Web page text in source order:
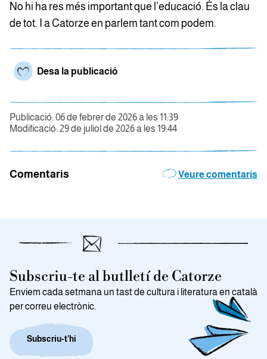
No hi ha res més important que l’educació. És la clau
de tot. I a Catorze en parlem tant com podem.
Desa la publicació
Publicació: 06 de febrer de 2026 a les 11:39
Modificació: 29 de juliol de 2026 a les 19:44
Comentaris Veure comentaris
Subscriu-te al butlletí de Catorze
Enviem cada setmana un tast de cultura i literatura en català
per correu electrònic.
Subscriu-t’hi